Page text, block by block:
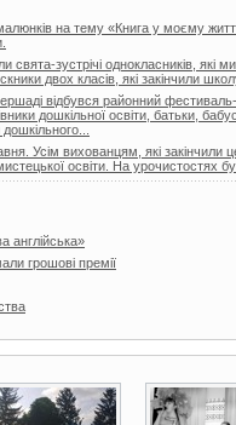
на тему «Книга у моєму
свята-зустрічі однокласників, які
двох класів, які закінчили
відбувся районний
дошкільної освіти, батьки,
Усім вихованцям, які
освіти. На урочистостях
англійська»
грошові премії
4 фото